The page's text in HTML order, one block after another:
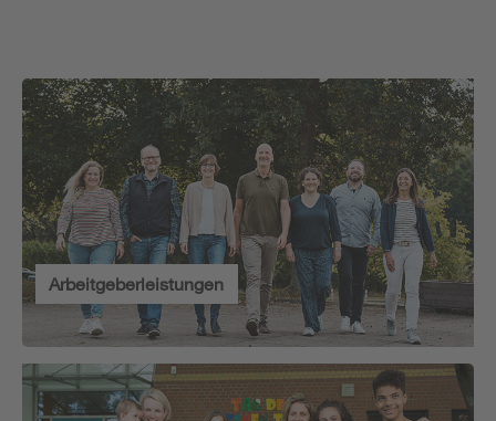
Arbeitgeberleistungen